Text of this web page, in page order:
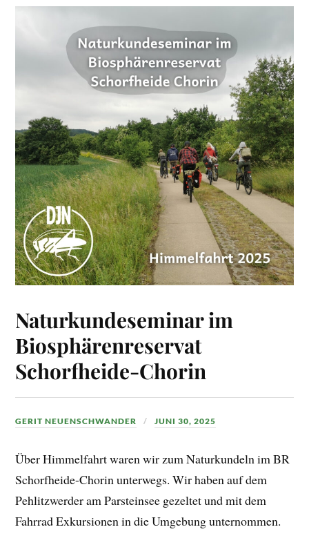
Naturkundeseminar im
Biosphärenreservat
Schorfheide-Chorin
GERIT NEUENSCHWANDER JUNI 30, 2025
Über Himmelfahrt waren wir zum Naturkundeln im BR
Schorfheide-Chorin unterwegs. Wir haben auf dem
Pehlitzwerder am Parsteinsee gezeltet und mit dem
Fahrrad Exkursionen in die Umgebung unternommen.